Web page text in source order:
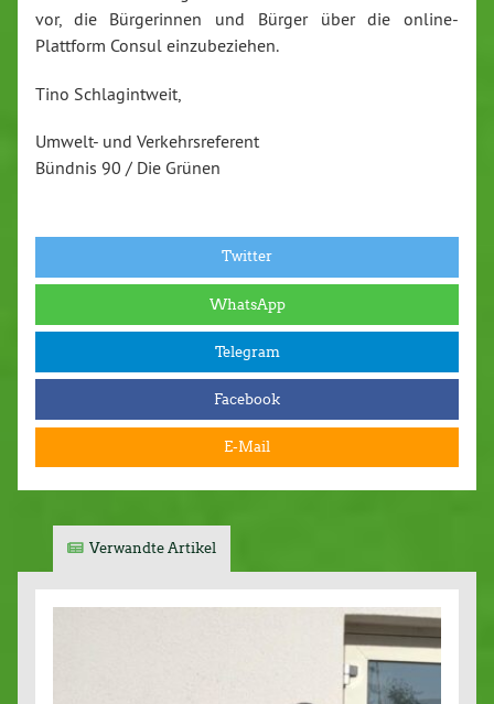
vor, die Bürgerinnen und Bürger über die online-
Plattform Consul einzubeziehen.
Tino Schlagintweit,
Umwelt- und Verkehrsreferent
Bündnis 90 / Die Grünen
Twitter
WhatsApp
Telegram
Facebook
E-Mail
Verwandte Artikel